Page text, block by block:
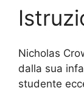
Nicholas
dalla sua
studente